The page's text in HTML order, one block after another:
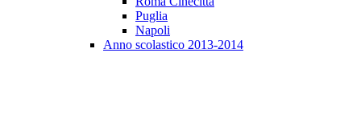
Puglia
Napoli
Anno scolastico 2013-2014